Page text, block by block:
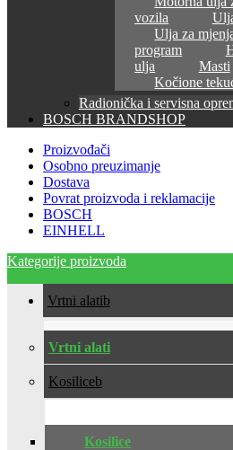
vozila
Ulja za
program
ulja
Masti
Kočione
Radionička i servisna
BOSCH BRANDSHOP
Proizvođači
Osobno preuzimanje
Dostava
Povrat proizvoda i reklamacije
BOSCH
EINHELL
Kategorije proizvoda
Vrtni alati
Vrtni alati
Kosilice
Kosilice